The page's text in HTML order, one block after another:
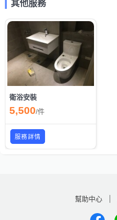
其他服務
衛浴安裝
5,500/件
服務詳情
幫助中心